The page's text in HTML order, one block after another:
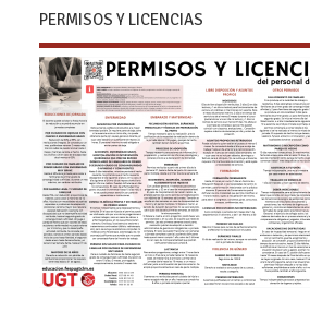
PERMISOS Y LICENCIAS